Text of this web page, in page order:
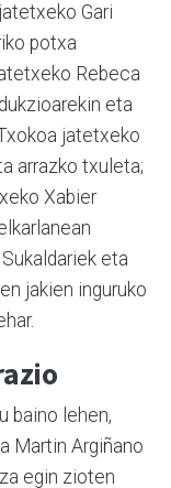
Gari
potxa
Rebeca
eta
jatetxeko
arrazko txuleta;
Xabier
eta
jakien inguruko
baino lehen,
Martin Argiñano
egin zioten